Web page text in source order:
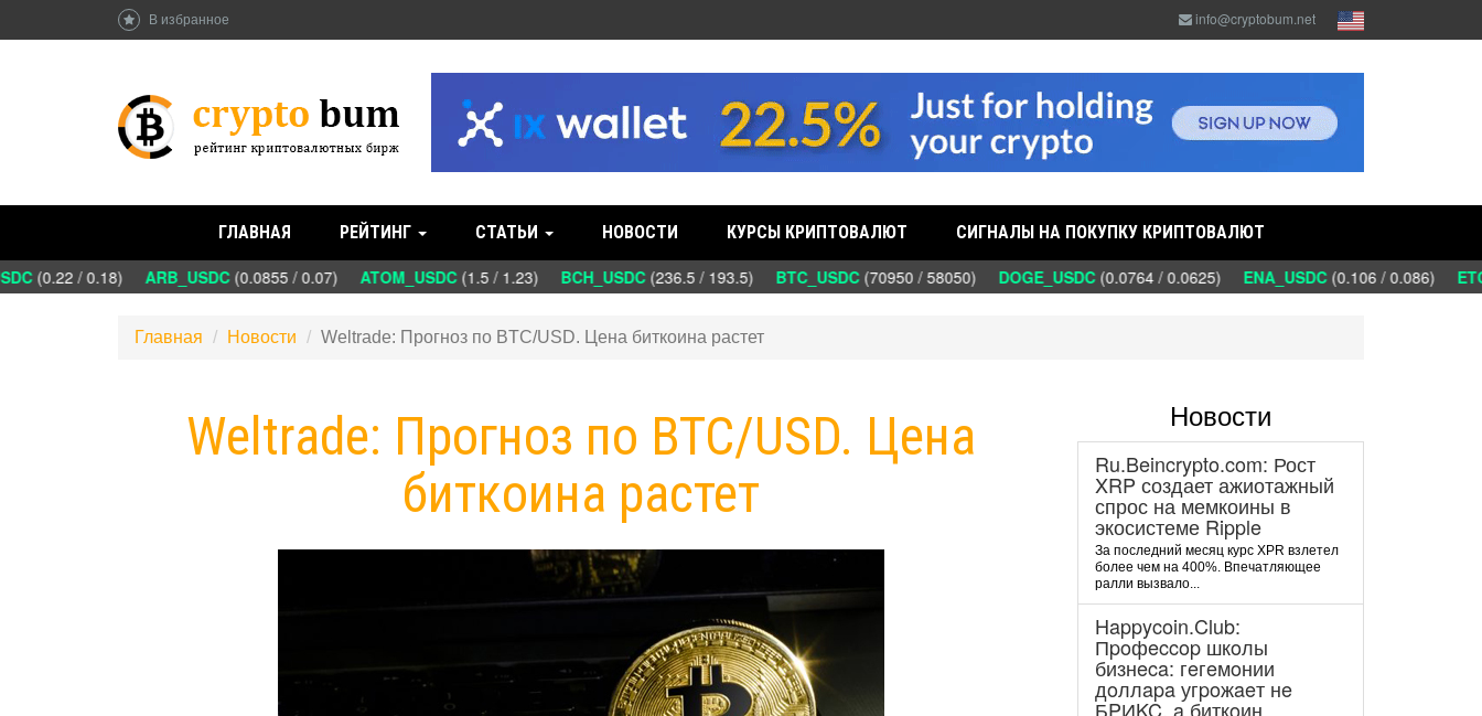
В избранное info@cryptobum.net
ГЛАВНАЯ РЕЙТИНГ СТАТЬИ НОВОСТИ КУРСЫ КРИПТОВАЛЮТ СИГНАЛЫ НА ПОКУПКУ КРИПТОВАЛЮТ
(0.22 / 0.18) ARB_USDC(0.0855 / 0.07) ATOM_USDC(1.5 / 1.23) BCH_USDC(236.5 / 193.5) BTC_USDC(70950 / 58050) DOGE_USDC(0.0764 / 0.0625) ENA_USDC(0.106 / 0.086)
Главная Новости Weltrade: Прогноз по BTC/USD. Цена биткоина растет
Weltrade: Прогноз по BTC/USD. Цена
биткоина растет
Новости
Ru.Beincrypto.com: Рост
XRP создает ажиотажный
спрос на мемкоины в
экосистеме Ripple
За последний месяц курс XPR взлетел
более чем на 400%. Впечатляющее
ралли вызвало...
Happycoin.Club:
Пpoфeccop шкoлы
бизнeca: гeгeмoнии
дoллapa угpoжaeт нe
БPИKC, a биткoин